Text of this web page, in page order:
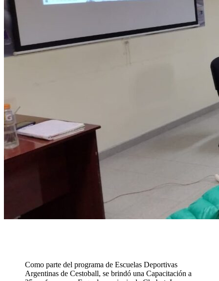
Como parte del programa de Escuelas Deportivas
Argentinas de Cestoball, se brindó una Capacitación a